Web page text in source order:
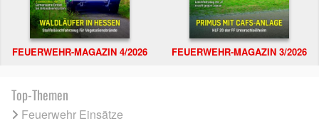
FEUERWEHR-MAGAZIN 4/2026 FEUERWEHR-MAGAZIN 3/2026
Top-Themen
Feuerwehr Einsätze